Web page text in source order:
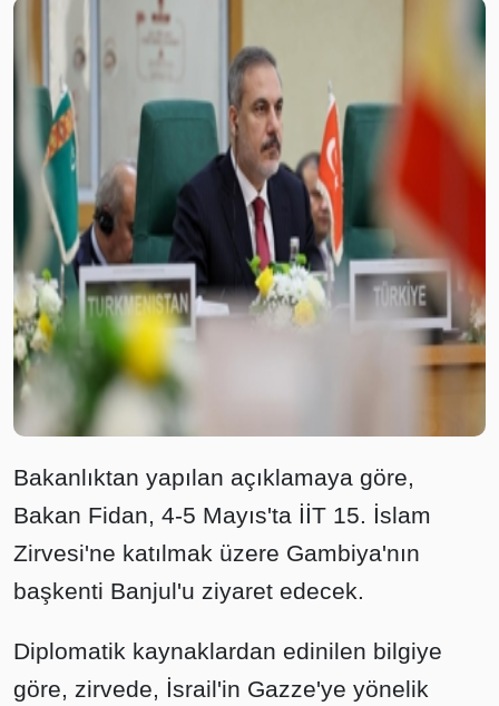
Bakanlıktan yapılan açıklamaya göre,
Bakan Fidan, 4-5 Mayıs'ta İİT 15. İslam
Zirvesi'ne katılmak üzere Gambiya'nın
başkenti Banjul'u ziyaret edecek.
Diplomatik kaynaklardan edinilen bilgiye
göre, zirvede, İsrail'in Gazze'ye yönelik